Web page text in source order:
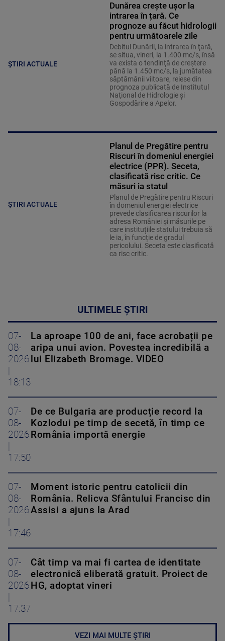
ȘTIRI ACTUALE
Dunărea crește ușor la
intrarea în țară. Ce
prognoze au făcut hidrologii
pentru următoarele zile
Debitul Dunării, la intrarea în ţară,
se situa, vineri, la 1.400 mc/s, însă
va exista o tendinţă de creştere
până la 1.450 mc/s, la jumătatea
săptămânii viitoare, reiese din
prognoza publicată de Institutul
Naţional de Hidrologie şi
Gospodărire a Apelor.
ȘTIRI ACTUALE
Planul de Pregătire pentru
Riscuri în domeniul energiei
electrice (PPR). Seceta,
clasificată risc critic. Ce
măsuri ia statul
Planul de Pregătire pentru Riscuri
în domeniul energiei electrice
prevede clasificarea riscurilor la
adresa României și măsurile pe
care instituțiile statului trebuia să
le ia, în funcție de gradul
pericolului. Seceta este clasificată
ca risc critic.
ULTIMELE ȘTIRI
07-
08-
2026
18:13
La aproape 100 de ani, face acrobații pe
aripa unui avion. Povestea incredibilă a
lui Elizabeth Bromage. VIDEO
07-
08-
2026
17:50
De ce Bulgaria are producție record la
Kozlodui pe timp de secetă, în timp ce
România importă energie
07-
08-
2026
17:46
Moment istoric pentru catolicii din
România. Relicva Sfântului Francisc din
Assisi a ajuns la Arad
07-
08-
2026
17:37
Cât timp va mai fi cartea de identitate
electronică eliberată gratuit. Proiect de
HG, adoptat vineri
VEZI MAI MULTE ȘTIRI